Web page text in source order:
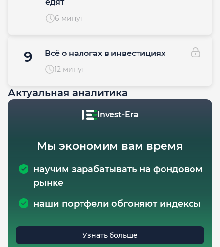
едят
6 минут
9 Всё о налогах в инвестициях
12 минут
Актуальная аналитика
Invest-Era
Мы экономим вам время
научим зарабатывать на фондовом
рынке
наши портфели обгоняют индексы
Узнать больше